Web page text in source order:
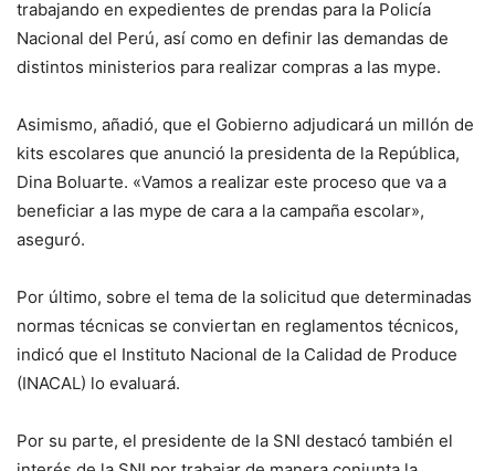
trabajando en expedientes de prendas para la Policía
Nacional del Perú, así como en definir las demandas de
distintos ministerios para realizar compras a las mype.
Asimismo, añadió, que el Gobierno adjudicará un millón de
kits escolares que anunció la presidenta de la República,
Dina Boluarte. «Vamos a realizar este proceso que va a
beneficiar a las mype de cara a la campaña escolar»,
aseguró.
Por último, sobre el tema de la solicitud que determinadas
normas técnicas se conviertan en reglamentos técnicos,
indicó que el Instituto Nacional de la Calidad de Produce
(INACAL) lo evaluará.
Por su parte, el presidente de la SNI destacó también el